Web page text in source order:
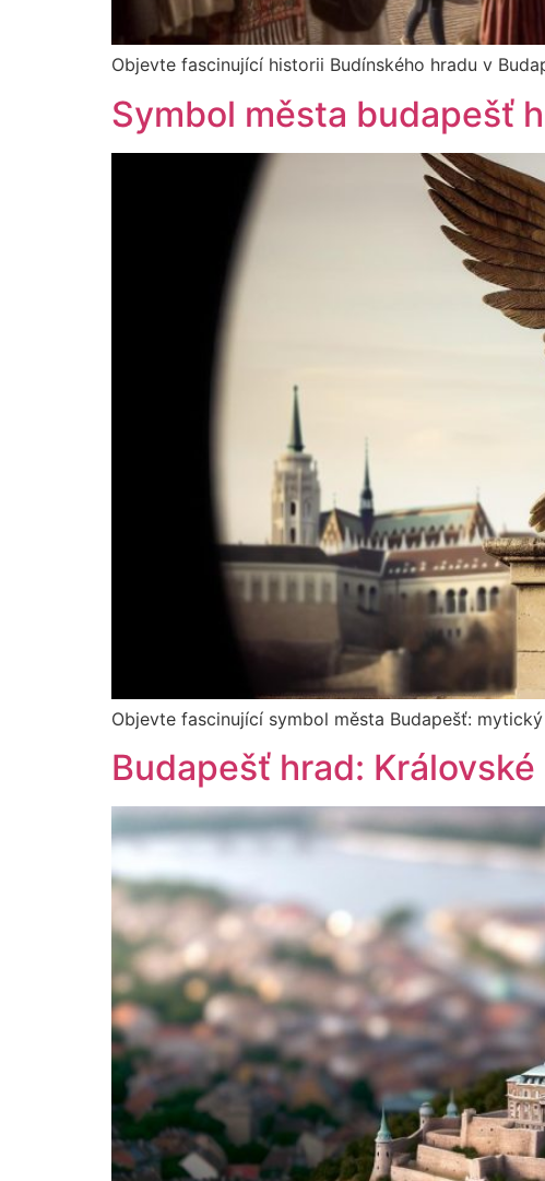
Objevte fascinující historii Budínského hradu v
Symbol města budapešť
Objevte fascinující symbol města Budapešť:
Budapešť hrad: